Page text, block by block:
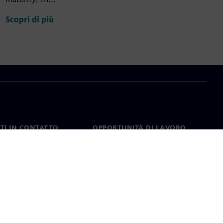
Scopri di più
IN CONTATTO OPPORTUNITÀ DI LAVORO